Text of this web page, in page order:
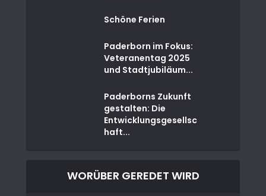
Schöne Ferien
Paderborn im Fokus:
Veteranentag 2025
und Stadtjubiläum...
Paderborns Zukunft
gestalten: Die
Entwicklungsgesellsc
haft...
WORÜBER GEREDET WIRD